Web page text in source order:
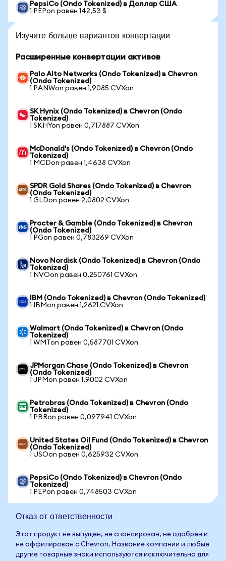
PepsiCo (Ondo Tokenized) в Доллар США
1 PEPon равен 142,53 $
Изучите больше вариантов конвертации
Расширенные конвертации активов
Palo Alto Networks (Ondo Tokenized) в Chevron
(Ondo Tokenized)
1 PANWon равен 1,9085 CVXon
SK Hynix (Ondo Tokenized) в Chevron (Ondo
Tokenized)
1 SKHYon равен 0,717887 CVXon
McDonald's (Ondo Tokenized) в Chevron (Ondo
Tokenized)
1 MCDon равен 1,4638 CVXon
SPDR Gold Shares (Ondo Tokenized) в Chevron
(Ondo Tokenized)
1 GLDon равен 2,0802 CVXon
Procter & Gamble (Ondo Tokenized) в Chevron
(Ondo Tokenized)
1 PGon равен 0,783269 CVXon
Novo Nordisk (Ondo Tokenized) в Chevron (Ondo
Tokenized)
1 NVOon равен 0,250761 CVXon
IBM (Ondo Tokenized) в Chevron (Ondo Tokenized)
1 IBMon равен 1,2621 CVXon
Walmart (Ondo Tokenized) в Chevron (Ondo
Tokenized)
1 WMTon равен 0,587701 CVXon
JPMorgan Chase (Ondo Tokenized) в Chevron
(Ondo Tokenized)
1 JPMon равен 1,9002 CVXon
Petrobras (Ondo Tokenized) в Chevron (Ondo
Tokenized)
1 PBRon равен 0,097941 CVXon
United States Oil Fund (Ondo Tokenized) в Chevron
(Ondo Tokenized)
1 USOon равен 0,625932 CVXon
PepsiCo (Ondo Tokenized) в Chevron (Ondo
Tokenized)
1 PEPon равен 0,748503 CVXon
Отказ от ответственности
Этот продукт не выпущен, не спонсирован, не одобрен и
не аффилирован с Chevron. Название компании и любые
другие товарные знаки используются исключительно для